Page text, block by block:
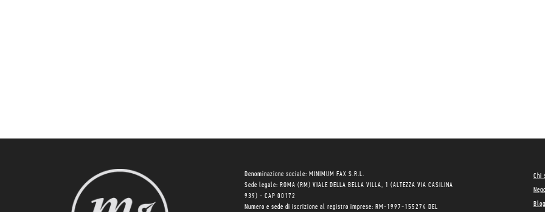
Denominazione sociale: MINIMUM FAX S.R.L.
Sede legale: ROMA (RM) VIALE DELLA BELLA VILLA, 1 (ALTEZZA VIA CASILINA
939) - CAP 00172
Numero e sede di iscrizione al registro imprese: RM-1997-155274 DEL
Chi